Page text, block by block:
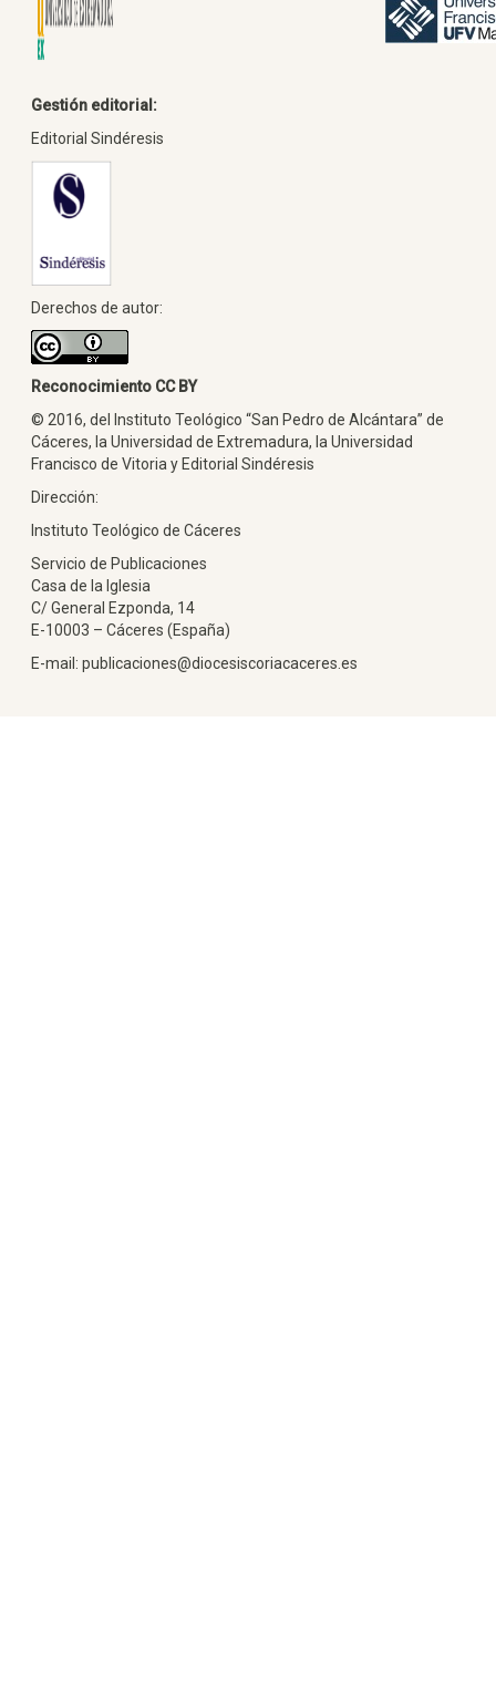
Gestión editorial:
Editorial Sindéresis
Derechos de autor:
Reconocimiento CC BY
© 2016, del Instituto Teológico “San Pedro de Alcántara” de
Cáceres, la Universidad de Extremadura, la Universidad
Francisco de Vitoria y Editorial Sindéresis
Dirección:
Instituto Teológico de Cáceres
Servicio de Publicaciones
Casa de la Iglesia
C/ General Ezponda, 14
E-10003 – Cáceres (España)
E-mail: publicaciones@diocesiscoriacaceres.es